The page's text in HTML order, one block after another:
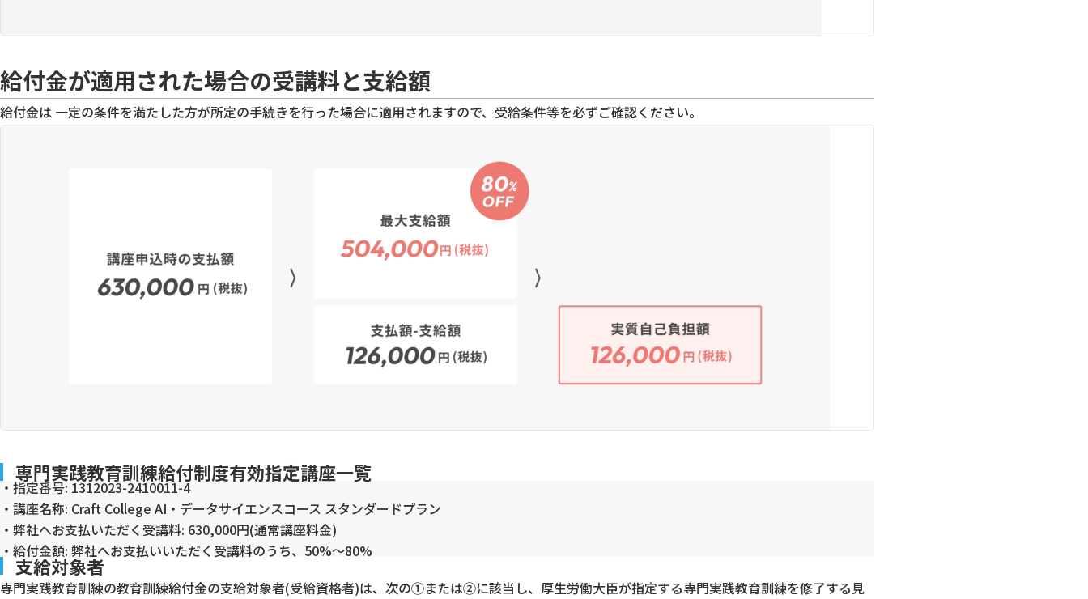
給付金が適用された場合の受講料と支給額
給付金は 一定の条件を満たした方が所定の手続きを行った場合に適用されますので、受給条件等を必ずご確認ください。
専門実践教育訓練給付制度有効指定講座一覧
・指定番号: 1312023-2410011-4
・講座名称: Craft College AI・データサイエンスコース スタンダードプラン
・弊社へお支払いただく受講料: 630,000円(通常講座料金)
・給付金額: 弊社へお支払いいただく受講料のうち、50%～80%
支給対象者
専門実践教育訓練の教育訓練給付金の支給対象者(受給資格者)は、次の①または②に該当し、厚生労働大臣が指定する専門実践教育訓練を修了する見